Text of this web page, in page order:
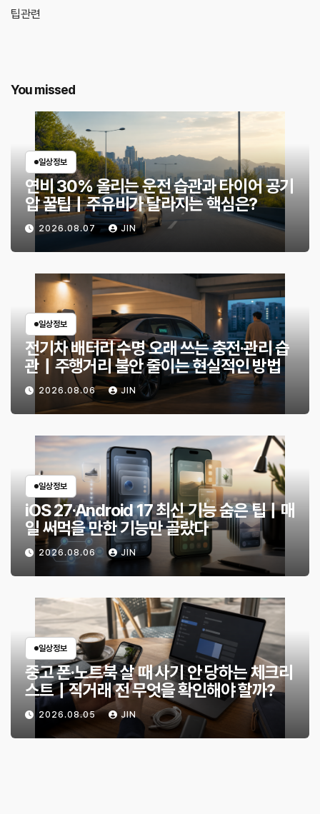
팁관련
You missed
일상정보
연비 30% 올리는 운전 습관과 타이어 공기
압 꿀팁｜주유비가 달라지는 핵심은?
2026.08.07 JIN
일상정보
전기차 배터리 수명 오래 쓰는 충전·관리 습
관｜주행거리 불안 줄이는 현실적인 방법
2026.08.06 JIN
일상정보
iOS 27·Android 17 최신 기능 숨은 팁｜매
일 써먹을 만한 기능만 골랐다
2026.08.06 JIN
일상정보
중고 폰·노트북 살 때 사기 안 당하는 체크리
스트｜직거래 전 무엇을 확인해야 할까?
2026.08.05 JIN